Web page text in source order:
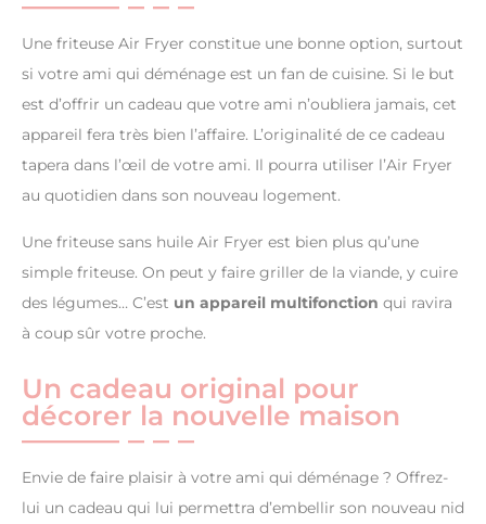
Une friteuse Air Fryer constitue une bonne option, surtout
si votre ami qui déménage est un fan de cuisine. Si le but
est d’offrir un cadeau que votre ami n’oubliera jamais, cet
appareil fera très bien l’affaire. L’originalité de ce cadeau
tapera dans l’œil de votre ami. Il pourra utiliser l’Air Fryer
au quotidien dans son nouveau logement.
Une friteuse sans huile Air Fryer est bien plus qu’une
simple friteuse. On peut y faire griller de la viande, y cuire
des légumes… C’est un appareil multifonction qui ravira
à coup sûr votre proche.
Un cadeau original pour
décorer la nouvelle maison
Envie de faire plaisir à votre ami qui déménage ? Offrez-
lui un cadeau qui lui permettra d’embellir son nouveau nid